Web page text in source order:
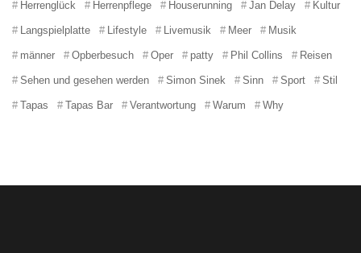
Herrenglück Herrenpflege Houserunning Jan Delay Kultur
Langspielplatte Lifestyle Livemusik Meer Musik
männer Opberbesuch Oper patty Phil Collins Reisen
Sehen und gesehen werden Simon Sinek Sinn Sport Stil
Tapas Tapas Bar Verantwortung Warum Why